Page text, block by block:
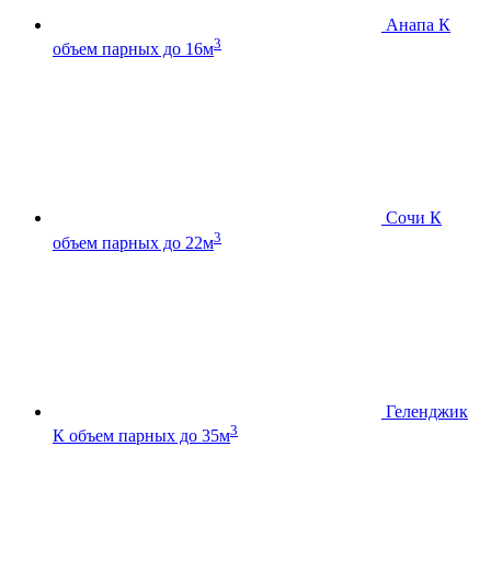
Анапа К
объем парных до 16м3
Сочи К
объем парных до 22м3
Геленджик
К объем парных до 35м3